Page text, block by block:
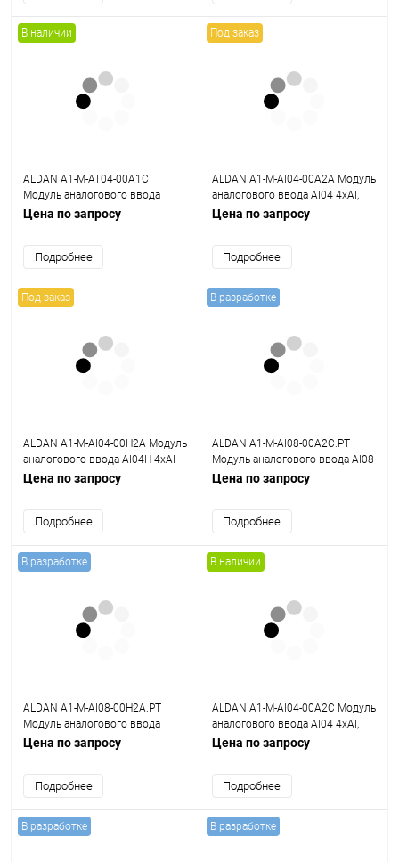
В наличии
ALDAN A1-M-AT04-00A1C
Модуль аналогового ввода
сигналов
термопар AT04RT 4хAI
Цена по запросу
Подробнее
Под заказ
ALDAN A1-M-AI04-00A2A Модуль
аналогового ввода AI04 4хAI,
0,1%, общая Г/И
Цена по запросу
Подробнее
Под заказ
ALDAN A1-M-AI04-00H2A Модуль
аналогового ввода AI04H 4хAI
HART, 0,1%, общая Г/И
Цена по запросу
Подробнее
В разработке
ALDAN A1-M-AI08-00A2C.PT
Модуль аналогового ввода AI08
8хAI, 0,2%, общая Г/И
Цена по запросу
Подробнее
В разработке
ALDAN A1-M-AI08-00H2A.PT
Модуль аналогового ввода
AI08H 8хAI HART, 0,1%, общая Г/
Цена по запросу
Подробнее
В наличии
ALDAN A1-M-AI04-00A2C Модуль
аналогового ввода AI04 4хAI,
0,2%, общая Г/И
Цена по запросу
Подробнее
В разработке В разработке